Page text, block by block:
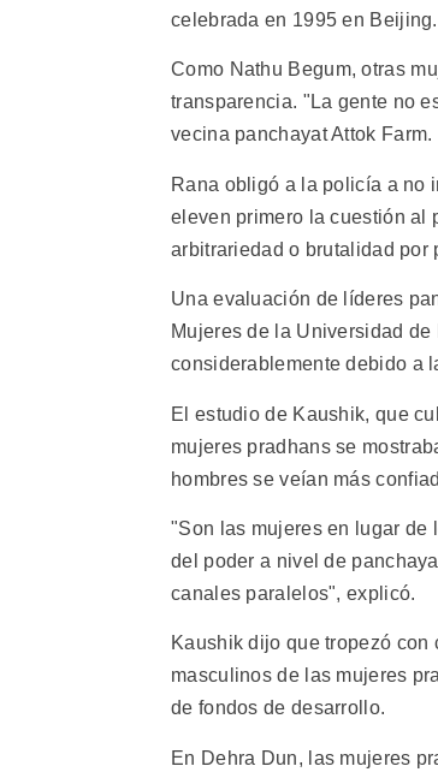
celebrada en 1995 en Beijing.
Como Nathu Begum, otras
transparencia. "La gente no
vecina panchayat Attok Farm.
Rana obligó a la policía a no
eleven primero la cuestión al
arbitrariedad o brutalidad por
Una evaluación de líderes
Mujeres de la Universidad
considerablemente debido a
El estudio de Kaushik, que
mujeres pradhans se
hombres se veían más
"Son las mujeres en lugar de
del poder a nivel de
canales paralelos", explicó.
Kaushik dijo que tropezó
masculinos de las mujeres
de fondos de desarrollo.
En Dehra Dun, las mujeres